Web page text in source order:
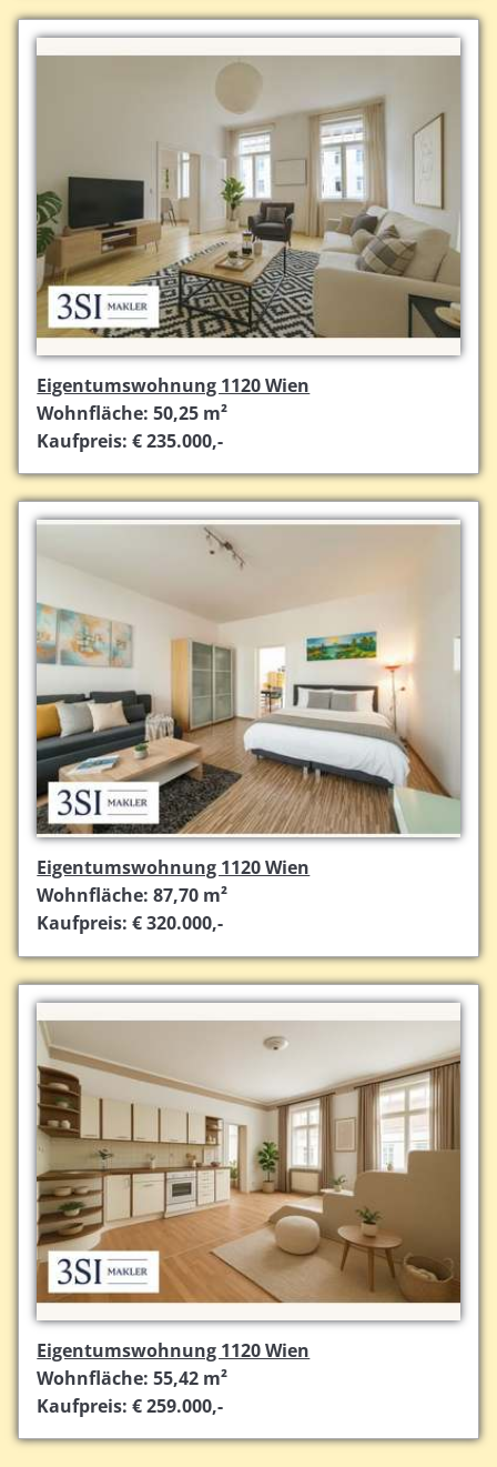
Eigentumswohnung 1120 Wien
Wohnfläche: 50,25 m²
Kaufpreis: € 235.000,-
Eigentumswohnung 1120 Wien
Wohnfläche: 87,70 m²
Kaufpreis: € 320.000,-
Eigentumswohnung 1120 Wien
Wohnfläche: 55,42 m²
Kaufpreis: € 259.000,-